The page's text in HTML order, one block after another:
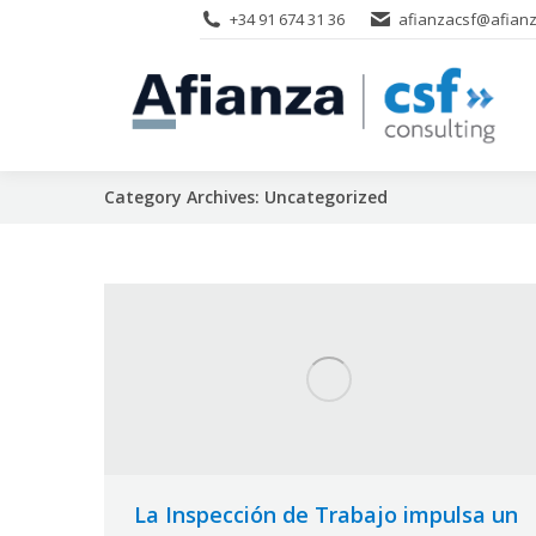
+34 91 674 31 36
Category Archives: Uncategorized
La Inspección de Trabajo impulsa un